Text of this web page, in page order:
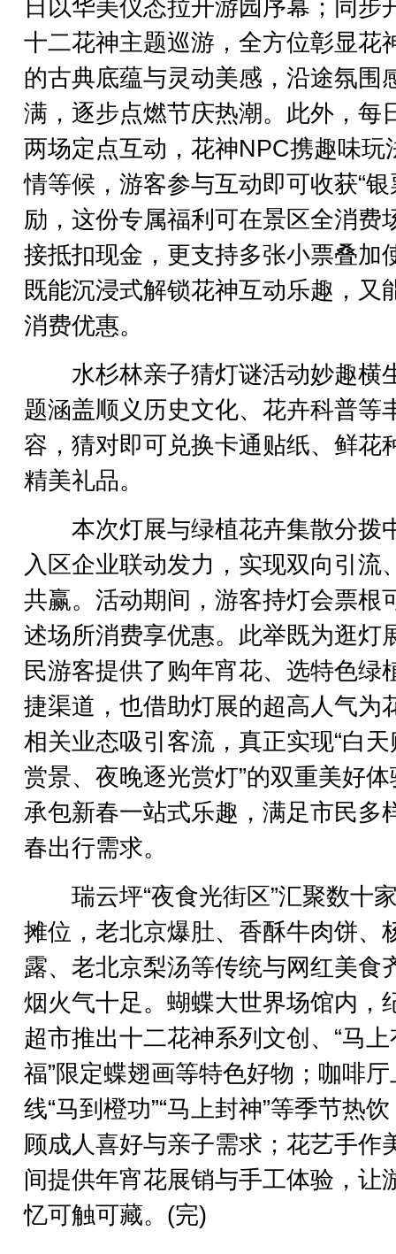
日以华美仪态拉开游园序幕；同步
十二花神主题巡游，全方位彰显花
的古典底蕴与灵动美感，沿途氛围
满，逐步点燃节庆热潮。此外，每
两场定点互动，花神NPC携趣味玩
情等候，游客参与互动即可收获“银
励，这份专属福利可在景区全消费
接抵扣现金，更支持多张小票叠加
既能沉浸式解锁花神互动乐趣，又
消费优惠。
水杉林亲子猜灯谜活动妙趣横
题涵盖顺义历史文化、花卉科普等
容，猜对即可兑换卡通贴纸、鲜花
精美礼品。
本次灯展与绿植花卉集散分拨
入区企业联动发力，实现双向引流
共赢。活动期间，游客持灯会票根
述场所消费享优惠。此举既为逛灯
民游客提供了购年宵花、选特色绿
捷渠道，也借助灯展的超高人气为
相关业态吸引客流，真正实现“白
赏景、夜晚逐光赏灯”的双重美好
承包新春一站式乐趣，满足市民多
春出行需求。
瑞云坪“夜食光街区”汇聚数十
摊位，老北京爆肚、香酥牛肉饼、
露、老北京梨汤等传统与网红美食
烟火气十足。蝴蝶大世界场馆内，
超市推出十二花神系列文创、“马上
福”限定蝶翅画等特色好物；咖啡厅
线“马到橙功”“马上封神”等季节热
顾成人喜好与亲子需求；花艺手作
间提供年宵花展销与手工体验，让
忆可触可藏。(完)